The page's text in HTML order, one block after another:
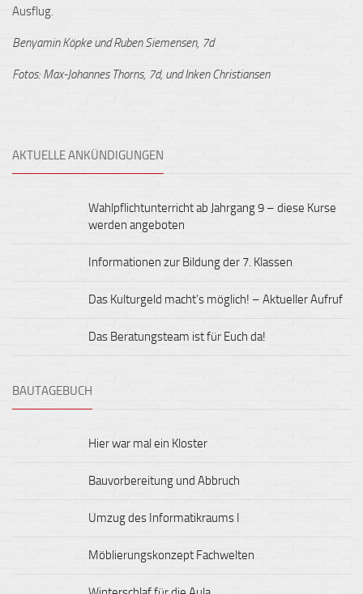
Ausflug.
Benyamin Köpke und Ruben Siemensen, 7d
Fotos: Max-Johannes Thorns, 7d, und Inken Christiansen
AKTUELLE ANKÜNDIGUNGEN
Wahlpflichtunterricht ab Jahrgang 9 – diese Kurse
werden angeboten
Informationen zur Bildung der 7. Klassen
Das Kulturgeld macht’s möglich! – Aktueller Aufruf
Das Beratungsteam ist für Euch da!
BAUTAGEBUCH
Hier war mal ein Kloster
Bauvorbereitung und Abbruch
Umzug des Informatikraums I
Möblierungskonzept Fachwelten